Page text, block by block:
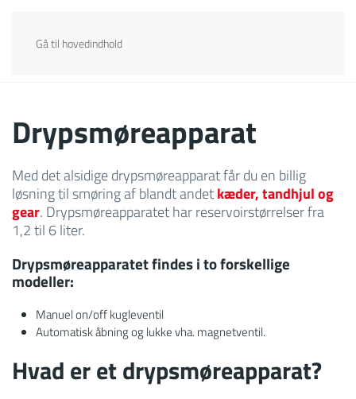
Gå til hovedindhold
Drypsmøreapparat
Med det alsidige drypsmøreapparat får du en billig
løsning til smøring af blandt andetkæder, tandhjul og
gear. Drypsmøreapparatet har reservoirstørrelser fra
1,2 til 6 liter.
Drypsmøreapparatet findes i to forskellige
modeller:
Manuel on/off kugleventil
Automatisk åbning og lukke vha. magnetventil.
Hvad er et drypsmøreapparat?